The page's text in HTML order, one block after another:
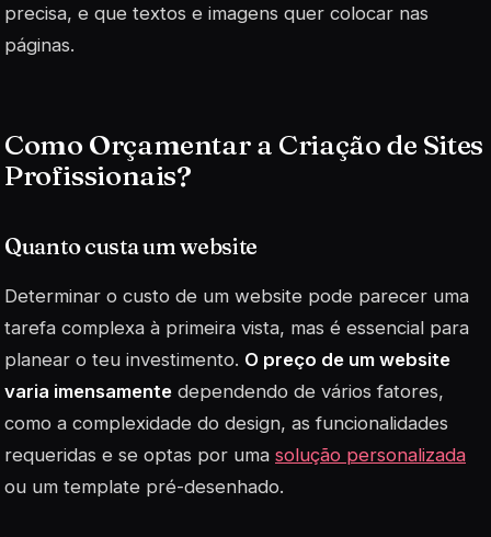
precisa, e que textos e imagens quer colocar nas
páginas.
Como Orçamentar a Criação de Sites
Profissionais?
Quanto custa um website
Determinar o custo de um website pode parecer uma
tarefa complexa à primeira vista, mas é essencial para
planear o teu investimento. O preço de um website
varia imensamente dependendo de vários fatores,
como a complexidade do design, as funcionalidades
requeridas e se optas por uma solução personalizada
ou um template pré-desenhado.